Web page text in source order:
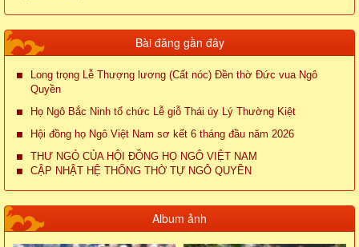
Bài đăng gần đây
Long trọng Lễ Thượng lương (Cất nóc) Đền thờ Đức vua Ngô
Quyền
Họ Ngô Bắc Ninh tổ chức Lễ giỗ Thái úy Lý Thường Kiệt
Hội đồng họ Ngô Việt Nam sơ kết 6 tháng đầu năm 2026
THƯ NGỎ CỦA HỘI ĐỒNG HỌ NGÔ VIỆT NAM
CẬP NHẬT HỆ THỐNG THỜ TỰ NGÔ QUYỀN
Album ảnh